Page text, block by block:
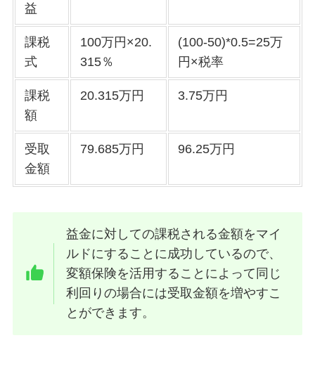
益
課税
式
100万円×20.
315％
(100-50)*0.5=25万
円×税率
課税
額
20.315万円 3.75万円
受取
金額
79.685万円 96.25万円
益金に対しての課税される金額をマイ
ルドにすることに成功しているので、
変額保険を活用することによって同じ
利回りの場合には受取金額を増やすこ
とができます。